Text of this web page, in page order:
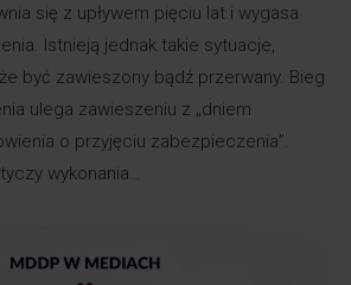
się z upływem pięciu lat i wygasa
Istnieją jednak takie sytuacje,
być zawieszony bądź przerwany. Bieg
ulega zawieszeniu z „dniem
o przyjęciu zabezpieczenia”.
wykonania…